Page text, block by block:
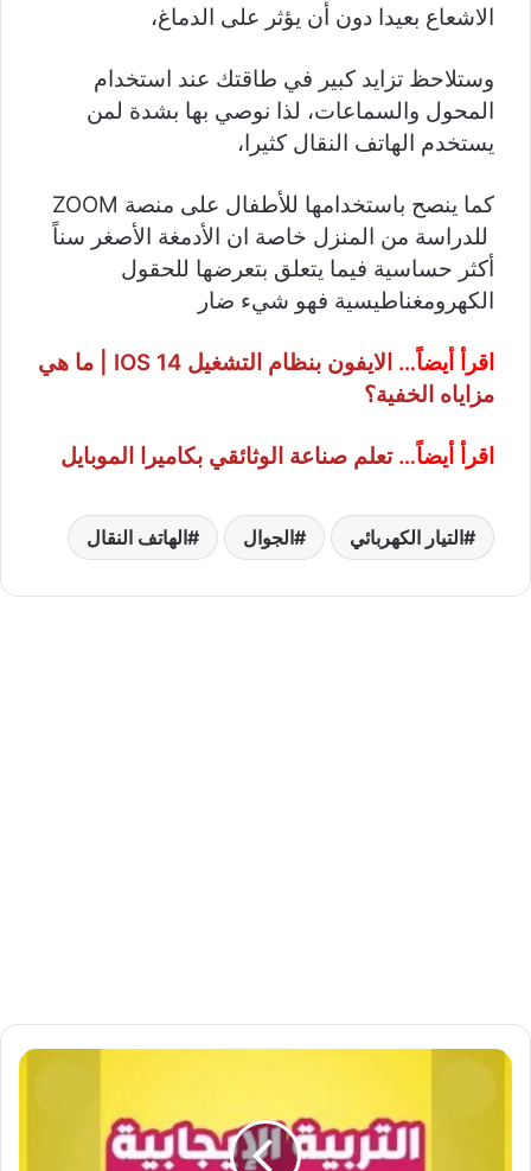
الاشعاع بعيدا دون أن يؤثر على الدماغ،
وستلاحظ تزايد كبير في طاقتك عند استخدام
المحول والسماعات، لذا نوصي بها بشدة لمن
يستخدم الهاتف النقال كثيرا،
كما ينصح باستخدامها للأطفال على منصة ZOOM
للدراسة من المنزل خاصة ان الأدمغة الأصغر سناً
أكثر حساسية فيما يتعلق بتعرضها للحقول
الكهرومغناطيسية فهو شيء ضار
اقرأ أيضاً…
الايفون بنظام التشغيل IOS 14 | ما هي
مزاياه الخفية؟
اقرأ أيضاً…تعلم صناعة الوثائقي بكاميرا الموبايل
التيار الكهربائي الجوال الهاتف النقال